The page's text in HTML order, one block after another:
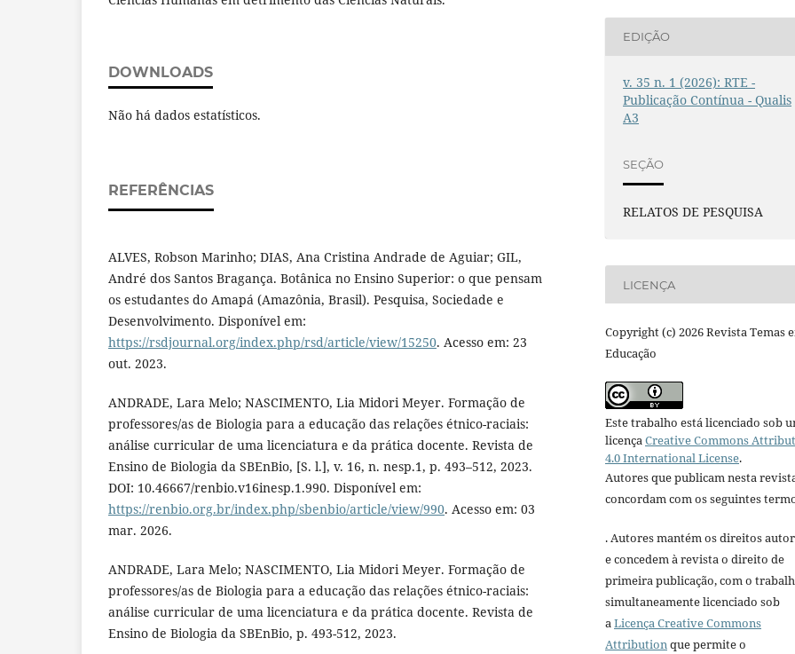
DOWNLOADS
Não há dados estatísticos.
REFERÊNCIAS
ALVES, Robson Marinho; DIAS, Ana Cristina Andrade de Aguiar; GIL,
André dos Santos Bragança. Botânica no Ensino Superior: o que pensam
os estudantes do Amapá (Amazônia, Brasil). Pesquisa, Sociedade e
Desenvolvimento. Disponível em:
https://rsdjournal.org/index.php/rsd/article/view/15250. Acesso em: 23
out. 2023.
ANDRADE, Lara Melo; NASCIMENTO, Lia Midori Meyer. Formação de
professores/as de Biologia para a educação das relações étnico-raciais:
análise curricular de uma licenciatura e da prática docente. Revista de
Ensino de Biologia da SBEnBio, [S. l.], v. 16, n. nesp.1, p. 493–512, 2023.
DOI: 10.46667/renbio.v16inesp.1.990. Disponível em:
https://renbio.org.br/index.php/sbenbio/article/view/990. Acesso em: 03
mar. 2026.
ANDRADE, Lara Melo; NASCIMENTO, Lia Midori Meyer. Formação de
professores/as de Biologia para a educação das relações étnico-raciais:
análise curricular de uma licenciatura e da prática docente. Revista de
Ensino de Biologia da SBEnBio, p. 493-512, 2023.
EDIÇÃO
v. 35 n. 1 (2026): RTE -
Publicação Contínua - Qualis
A3
SEÇÃO
RELATOS DE PESQUISA
LICENÇA
Copyright (c) 2026 Revista Temas
Educação
Este trabalho está licenciado sob
licençaCreative Commons
4.0 International License.
Autores que publicam nesta
concordam com os seguintes
. Autores mantém os direitos
e concedem à revista o direito de
primeira publicação, com o
simultaneamente licenciado sob
aLicença Creative Commons
Attributionque permite o